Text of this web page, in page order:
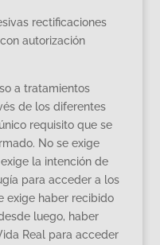
rectificaciones
autorización
a tratamientos
de los diferentes
requisito que se
No se exige
la intención de
para acceder a los
exige haber recibido
luego, haber
Real para acceder